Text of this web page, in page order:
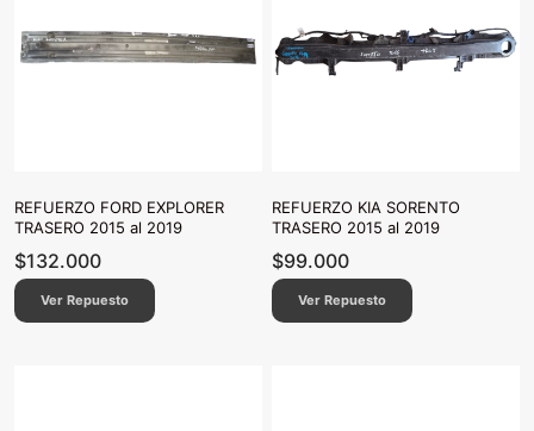
REFUERZO FORD EXPLORER
TRASERO 2015 al 2019
$132.000
Ver Repuesto
REFUERZO KIA SORENTO
TRASERO 2015 al 2019
$99.000
Ver Repuesto